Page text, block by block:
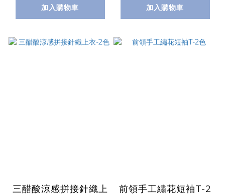
加入購物車 加入購物車
三醋酸涼感拼接針織上
前領手工繡花短袖T-2